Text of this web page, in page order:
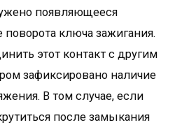
появляющееся
ключа зажигания.
этот контакт с другим
зафиксировано наличие
В том случае, если
после замыкания